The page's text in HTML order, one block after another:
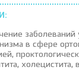
в сфере